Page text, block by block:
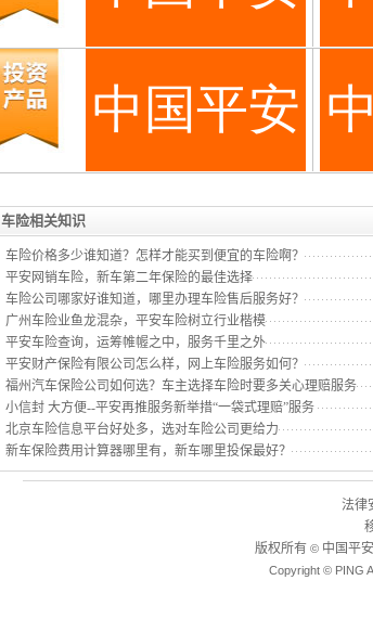
车险相关知识
车险价格多少谁知道？怎样才能买到便宜的车险啊？
平安网销车险，新车第二年保险的最佳选择
车险公司哪家好谁知道，哪里办理车险售后服务好？
广州车险业鱼龙混杂，平安车险树立行业楷模
平安车险查询，运筹帷幄之中，服务千里之外
平安财产保险有限公司怎么样，网上车险服务如何？
福州汽车保险公司如何选？车主选择车险时要多关心理赔服务
小信封 大方便--平安再推服务新举措“一袋式理赔”服务
北京车险信息平台好处多，选对车险公司更给力
新车保险费用计算器哪里有，新车哪里投保最好？
法律
版权所有 ©中国平
Copyright © PING